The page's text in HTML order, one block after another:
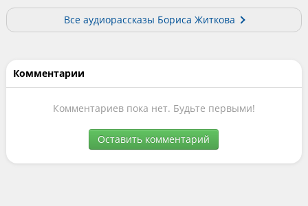
Все аудиорассказы Бориса Житкова
Комментарии
Комментариев пока нет. Будьте первыми!
Оставить комментарий